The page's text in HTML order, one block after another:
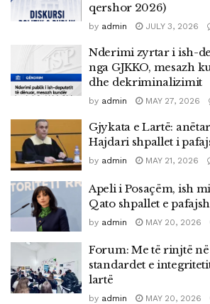
qershor 2026)
by admin JULY 3, 2026
Nderimi zyrtar i ish-
nga GJKKO, mesazh
dhe dekriminalizimit
by admin MAY 27, 2026
Gjykata e Lartë:
Hajdari shpallet i
by admin MAY 21, 2026
Apeli i Posaçëm, ish
Qato shpallet e
by admin MAY 20, 2026
Forum: Me të rinjtë
standardet e
lartë
by admin MAY 20, 2026